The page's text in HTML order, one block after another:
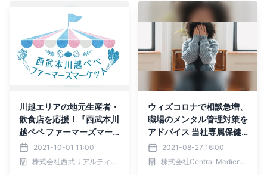
川越エリアの地元生産者・
飲食店を応援！『西武本川
越ペペ ファーマーズマー
ケット』10月16日(土)開
催！
2021-10-01 11:00
株式会社西武リアルティソリューションズ
ウィズコロナで相談急増、
職場のメンタル管理対策を
アドバイス 当社専属保健
師が解説 「躁」と「う
つ」の状態を繰り返す【双
極性障害】とは？
2021-08-27 16:00
株式会社Central Medience